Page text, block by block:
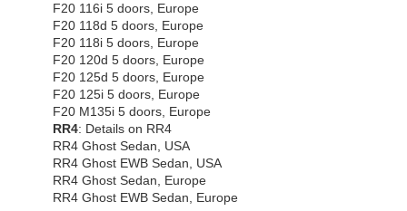
F20 116i 5 doors, Europe
F20 118d 5 doors, Europe
F20 118i 5 doors, Europe
F20 120d 5 doors, Europe
F20 125d 5 doors, Europe
F20 125i 5 doors, Europe
F20 M135i 5 doors, Europe
RR4: Details on RR4
RR4 Ghost Sedan, USA
RR4 Ghost EWB Sedan, USA
RR4 Ghost Sedan, Europe
RR4 Ghost EWB Sedan, Europe